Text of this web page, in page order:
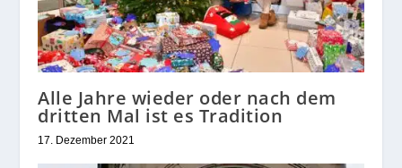
Alle Jahre wieder oder nach dem
dritten Mal ist es Tradition
17. Dezember 2021